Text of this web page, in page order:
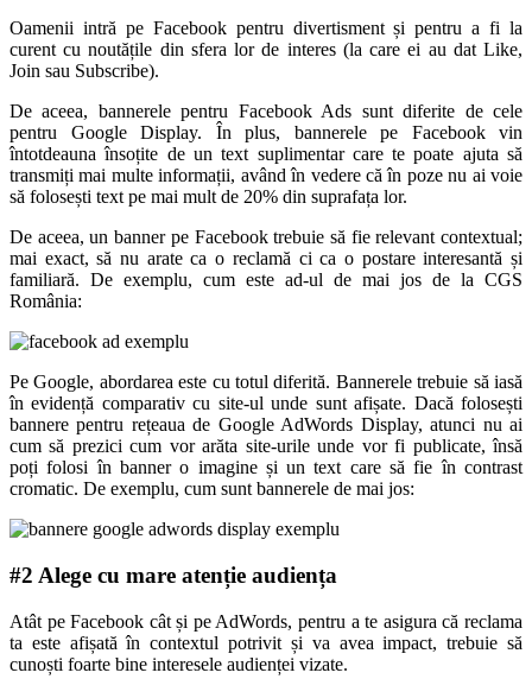
Oamenii intră pe Facebook pentru divertisment și pentru a fi la
curent cu noutățile din sfera lor de interes (la care ei au dat Like,
Join sau Subscribe).
De aceea, bannerele pentru Facebook Ads sunt diferite de cele
pentru Google Display. În plus, bannerele pe Facebook vin
întotdeauna însoțite de un text suplimentar care te poate ajuta să
transmiți mai multe informații, având în vedere că în poze nu ai voie
să folosești text pe mai mult de 20% din suprafața lor.
De aceea, un banner pe Facebook trebuie să fie relevant contextual;
mai exact, să nu arate ca o reclamă ci ca o postare interesantă și
familiară. De exemplu, cum este ad-ul de mai jos de la CGS
România:
Pe Google, abordarea este cu totul diferită. Bannerele trebuie să iasă
în evidență comparativ cu site-ul unde sunt afișate. Dacă folosești
bannere pentru rețeaua de Google AdWords Display, atunci nu ai
cum să prezici cum vor arăta site-urile unde vor fi publicate, însă
poți folosi în banner o imagine și un text care să fie în contrast
cromatic. De exemplu, cum sunt bannerele de mai jos:
#2 Alege cu mare atenție audiența
Atât pe Facebook cât și pe AdWords, pentru a te asigura că reclama
ta este afișată în contextul potrivit și va avea impact, trebuie să
cunoști foarte bine interesele audienței vizate.